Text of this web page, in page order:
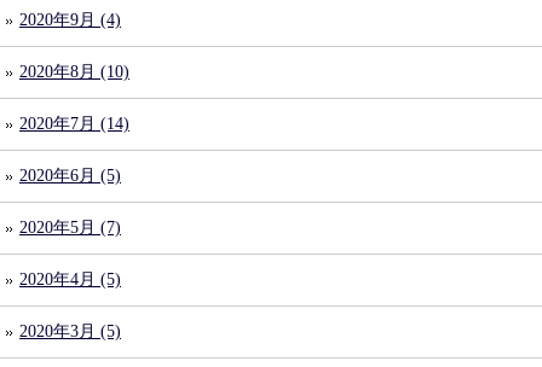
2020年9月 (4)
2020年8月 (10)
2020年7月 (14)
2020年6月 (5)
2020年5月 (7)
2020年4月 (5)
2020年3月 (5)